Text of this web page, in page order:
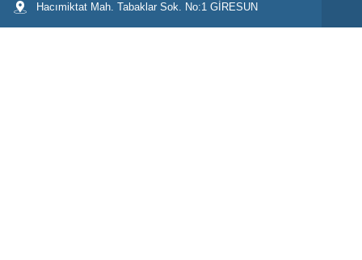
Hacımiktat Mah. Tabaklar Sok. No:1 GİRESUN